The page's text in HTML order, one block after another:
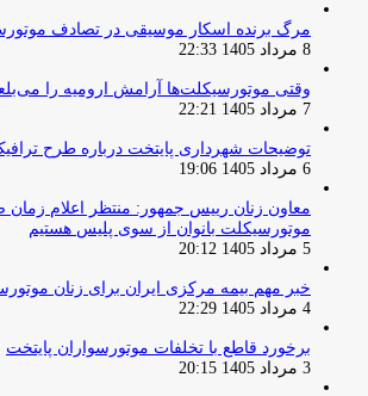
مرگ برنده اسکار موسیقی در تصادف
8 مرداد 1405 22:33
وقتی موتورسیکلت‌ها آرامش ارومیه را
7 مرداد 1405 22:21
توضیحات شهرداری پایتخت درباره طرح
6 مرداد 1405 19:06
معاون زنان رییس جمهور: منتظر اعلام زمان
موتورسیکلت بانوان از سوی پلیس هستیم
5 مرداد 1405 20:12
خبر مهم بیمه مرکزی ایران برای زنان
4 مرداد 1405 22:29
برخورد قاطع با تخلفات موتورسواران پایتخت
3 مرداد 1405 20:15